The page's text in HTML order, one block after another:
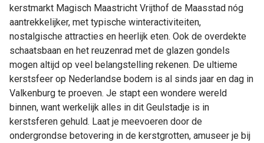
kerstmarkt Magisch Maastricht Vrijthof de Maasstad nóg
aantrekkelijker, met typische winteractiviteiten,
nostalgische attracties en heerlijk eten. Ook de overdekte
schaatsbaan en het reuzenrad met de glazen gondels
mogen altijd op veel belangstelling rekenen. De ultieme
kerstsfeer op Nederlandse bodem is al sinds jaar en dag in
Valkenburg te proeven. Je stapt een wondere wereld
binnen, want werkelijk alles in dit Geulstadje is in
kerstsferen gehuld. Laat je meevoeren door de
ondergrondse betovering in de kerstgrotten, amuseer je bij